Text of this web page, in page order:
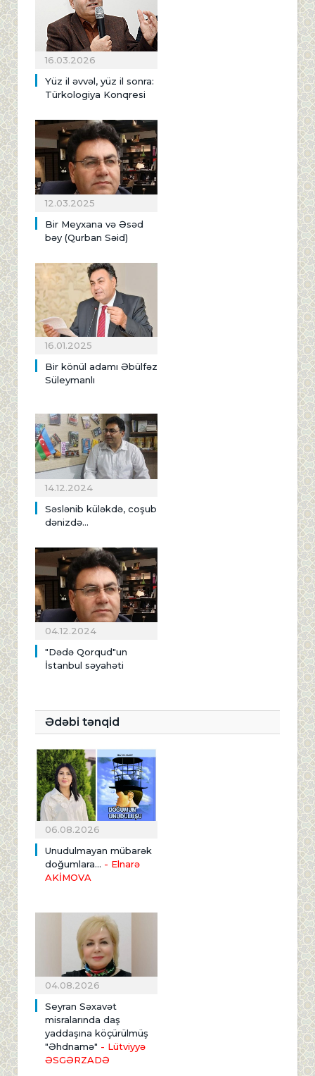
16.03.2026
Yüz il əvvəl, yüz il sonra:
Türkologiya Konqresi
12.03.2025
Bir Meyxana və Əsəd
bəy (Qurban Səid)
16.01.2025
Bir könül adamı Əbülfəz
Süleymanlı
14.12.2024
Səslənib küləkdə, coşub
dənizdə...
04.12.2024
"Dədə Qorqud"un
İstanbul səyahəti
Ədəbi tənqid
06.08.2026
Unudulmayan mübarək
doğumlara... - Elnarə
AKİMOVA
04.08.2026
Seyran Səxavət
misralarında daş
yaddaşına köçürülmüş
"Əhdnamə" - Lütviyyə
ƏSGƏRZADƏ